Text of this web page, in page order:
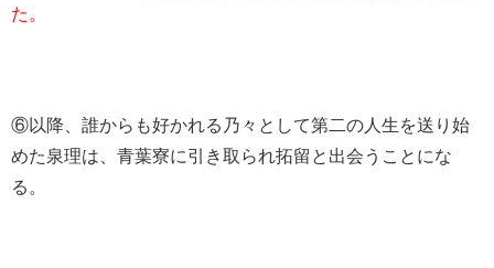
た。
⑥以降、誰からも好かれる乃々として第二の人生を送り始
めた泉理は、青葉寮に引き取られ拓留と出会うことにな
る。